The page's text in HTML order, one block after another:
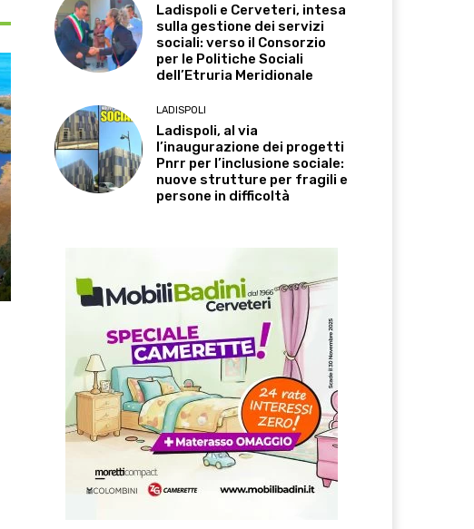
Ladispoli e Cerveteri, intesa
sulla gestione dei servizi
sociali: verso il Consorzio
per le Politiche Sociali
dell’Etruria Meridionale
LADISPOLI
Ladispoli, al via
l’inaugurazione dei progetti
Pnrr per l’inclusione sociale:
nuove strutture per fragili e
persone in difficoltà